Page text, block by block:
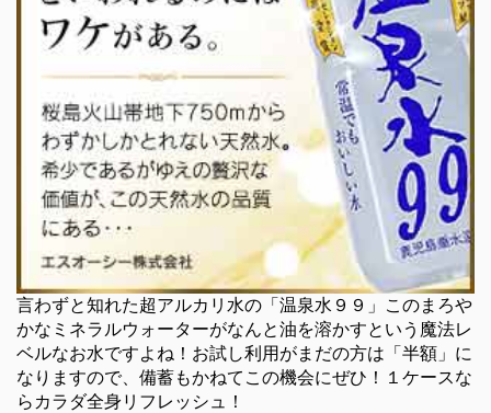
言わずと知れた超アルカリ水の「温泉水９９」このまろや
かなミネラルウォーターがなんと油を溶かすという魔法レ
ベルなお水ですよね！お試し利用がまだの方は「半額」に
なりますので、備蓄もかねてこの機会にぜひ！１ケースな
らカラダ全身リフレッシュ！